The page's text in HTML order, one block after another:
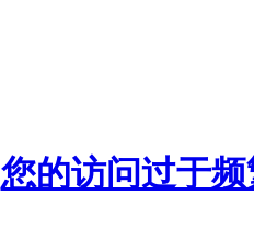
您的访问过于